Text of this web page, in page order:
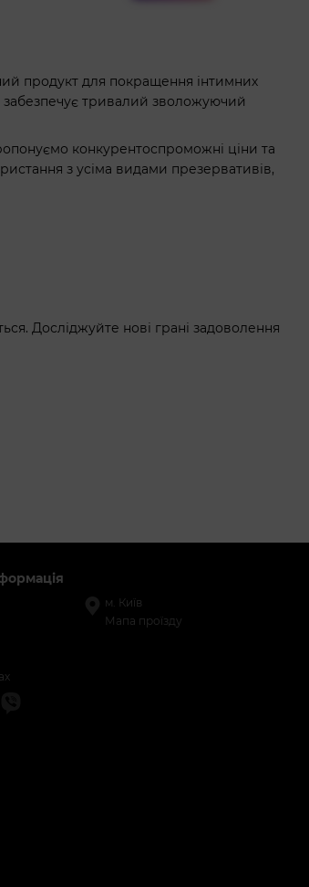
продукт для покращення інтимних
тривалий зволожуючий
конкурентоспроможні ціни та
з усіма видами презервативів,
Досліджуйте нові грані задоволення
м. Київ
Мапа проїзду